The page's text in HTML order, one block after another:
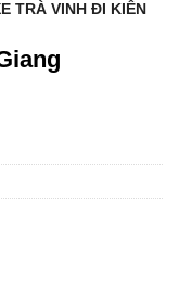
TRÀ VINH ĐI KIÊN